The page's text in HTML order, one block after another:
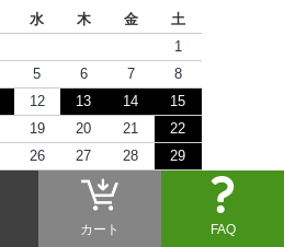
水 木 金
土
1
5 6 7
8
12 13 14
15
19 20 21
22
26 27 28
29
カート FAQ